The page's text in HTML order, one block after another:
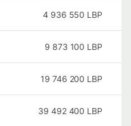
4 936 550 LBP
9 873 100 LBP
19 746 200 LBP
39 492 400 LBP